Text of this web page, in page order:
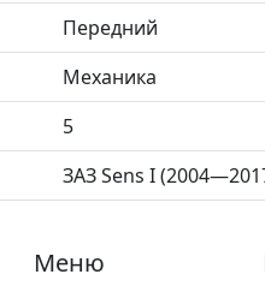
Передний
Механика
5
ЗАЗ Sens I
Меню